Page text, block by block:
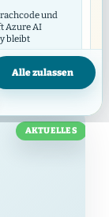
AKTUELLES
und
Azure AI
bleibt
Videos und
und
Alle zulassen